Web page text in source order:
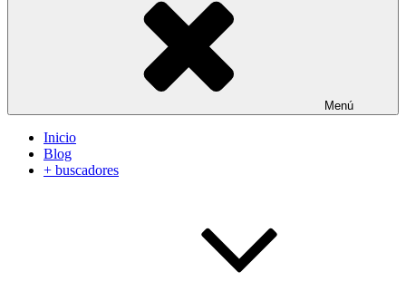
Menú
Inicio
Blog
+ buscadores